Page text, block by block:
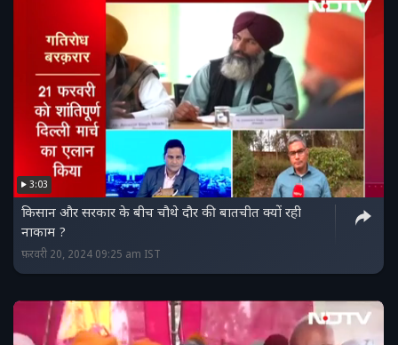
3:03
किसान और सरकार के बीच चौथे दौर की बातचीत क्यों रही
नाकाम ?
फ़रवरी 20, 2024 09:25 am IST